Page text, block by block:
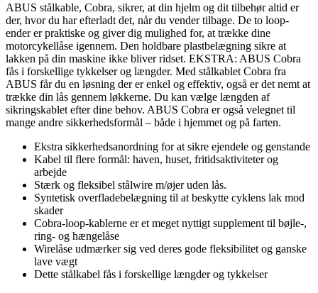
ABUS stålkable, Cobra, sikrer, at din hjelm og dit tilbehør altid er
der, hvor du har efterladt det, når du vender tilbage. De to loop-
ender er praktiske og giver dig mulighed for, at trække dine
motorcykellåse igennem. Den holdbare plastbelægning sikre at
lakken på din maskine ikke bliver ridset. EKSTRA: ABUS Cobra
fås i forskellige tykkelser og længder. Med stålkablet Cobra fra
ABUS får du en løsning der er enkel og effektiv, også er det nemt at
trække din lås gennem løkkerne. Du kan vælge længden af
sikringskablet efter dine behov. ABUS Cobra er også velegnet til
mange andre sikkerhedsformål – både i hjemmet og på farten.
Ekstra sikkerhedsanordning for at sikre ejendele og genstande
Kabel til flere formål: haven, huset, fritidsaktiviteter og
arbejde
Stærk og fleksibel stålwire m/øjer uden lås.
Syntetisk overfladebelægning til at beskytte cyklens lak mod
skader
Cobra-loop-kablerne er et meget nyttigt supplement til bøjle-,
ring- og hængelåse
Wirelåse udmærker sig ved deres gode fleksibilitet og ganske
lave vægt
Dette stålkabel fås i forskellige længder og tykkelser